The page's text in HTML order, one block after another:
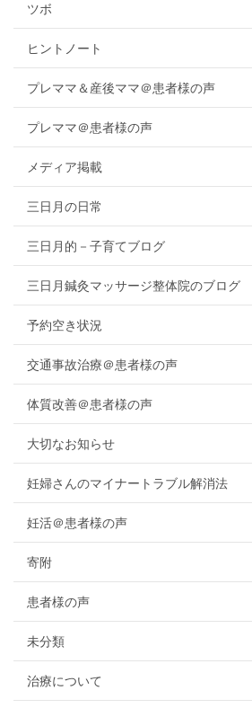
ツボ
ヒントノート
プレママ＆産後ママ＠患者様の声
プレママ＠患者様の声
メディア掲載
三日月の日常
三日月的－子育てブログ
三日月鍼灸マッサージ整体院のブログ
予約空き状況
交通事故治療＠患者様の声
体質改善＠患者様の声
大切なお知らせ
妊婦さんのマイナートラブル解消法
妊活＠患者様の声
寄附
患者様の声
未分類
治療について